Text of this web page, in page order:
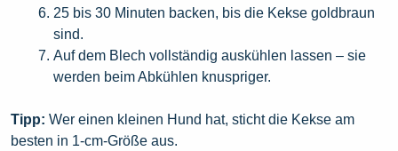
25 bis 30 Minuten backen, bis die Kekse goldbraun
sind.
Auf dem Blech vollständig auskühlen lassen – sie
werden beim Abkühlen knuspriger.
Tipp: Wer einen kleinen Hund hat, sticht die Kekse am
besten in 1-cm-Größe aus.